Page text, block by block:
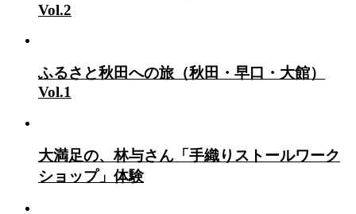
Vol.2
ふるさと秋田への旅（秋田・早口・大館）
Vol.1
大満足の、林与さん「手織りストールワーク
ショップ」体験